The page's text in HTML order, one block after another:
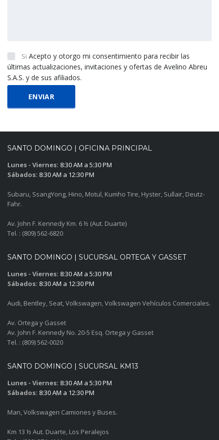
Si Acepto y otorgo mi consentimiento para recibir las
últimas actualizaciones, invitaciones y ofertas de Avelino Abreu
S.A.S. y de sus afiliados.
SANTO DOMINGO | OFICINA PRINCIPAL
Lunes - Viernes: 8:30 AM a 5:30 PM
Sábados: 8:30 AM a 12:30 PM
Subaru, SsangYong, Hino, Motul, Kumho Tire, Hyster, Sullair, Deutz-
Fahr.
Av. John F. Kennedy Km. 6 ½ (Aut. Duarte)
Tel. : (809) 562-6820
SANTO DOMINGO | SUCURSAL ORTEGA Y GASSET
Lunes - Viernes: 8:30 AM a 5:30 PM
Sábados: 8:30 AM a 12:30 PM
Audi, Bentley, Seat, Volkswagen, Volkswagen Vehículos Comerciales.
Av. Ortega y Gasset
Av. John F. Kennedy No. 20-5 Esq. Ortega y Gasset
Tel. : (809) 562-0020
SANTO DOMINGO | SUCURSAL KM13
Lunes - Viernes: 8:30 AM a 5:30 PM
Sábados: 8:30 AM a 12:30 PM
Man, Volkswagen Camiones y Buses.
Km 13 ½ Aut. Duarte, Los Peralejos